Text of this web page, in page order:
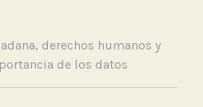
derechos humanos y
de los datos